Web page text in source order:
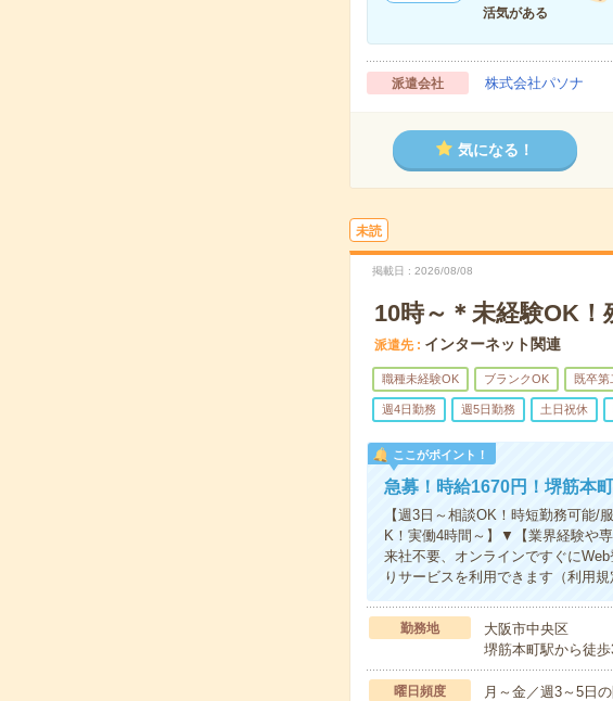
活気がある
派遣会社 株式会社パソナ
気になる！
未読
掲載日 2026/08/08
10時～＊未経験OK
派遣先 インターネット関連
職種未経験OK ブランクOK 既卒第
週4日勤務 週5日勤務 土日祝休
ここがポイント！
急募！時給1670円！堺筋本
【週3日～相談OK！時短勤務可能/
K！実働4時間～】▼【業界経験や
来社不要、オンラインですぐに
りサービスを利用できます（利用規
勤務地
大阪市中央区
堺筋本町駅から徒
曜日頻度 月～金／週3～5日